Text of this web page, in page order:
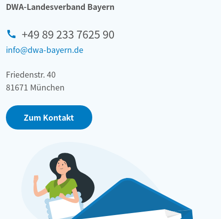
DWA-Landesverband Bayern
+49 89 233 7625 90
info@dwa-bayern.de
Friedenstr. 40
81671 München
Zum Kontakt